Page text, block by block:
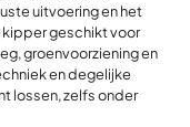
uitvoering en het
geschikt voor
groenvoorziening en
en degelijke
lossen, zelfs onder